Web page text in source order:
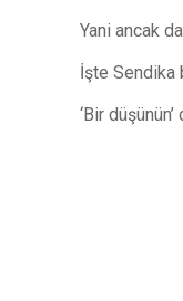
Yani ancak
İşte Sendika
‘Bir